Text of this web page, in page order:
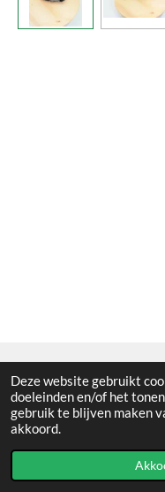
Deze website gebruikt
doeleinden en/of het
gebruik te blijven maken
akkoord.
Algemene voorwaarden
© 2021 - RC en